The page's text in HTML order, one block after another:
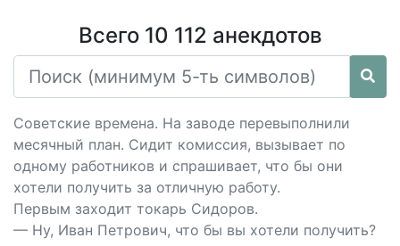
Всего 10 112 анекдотов
Советские времена. На заводе перевыполнили
месячный план. Сидит комиссия, вызывает по
одному работников и спрашивает, что бы они
хотели получить за отличную работу.
Первым заходит токарь Сидоров.
— Ну, Иван Петрович, что бы вы хотели получить?